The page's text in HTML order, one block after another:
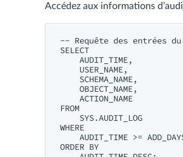
Accédez aux informations
-- Requête des entrées
SELECT
    AUDIT_TIME,
    USER_NAME,
    SCHEMA_NAME,
    OBJECT_NAME,
    ACTION_NAME
FROM
    SYS.AUDIT_LOG
WHERE
AUDIT_TIME >=
ORDER BY